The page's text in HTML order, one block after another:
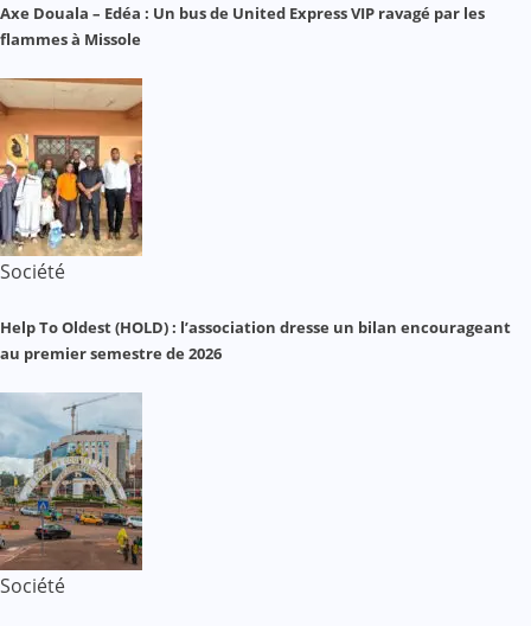
Axe Douala – Edéa : Un bus de United Express VIP ravagé par les
flammes à Missole
Société
Help To Oldest (HOLD) : l’association dresse un bilan encourageant
au premier semestre de 2026
Société